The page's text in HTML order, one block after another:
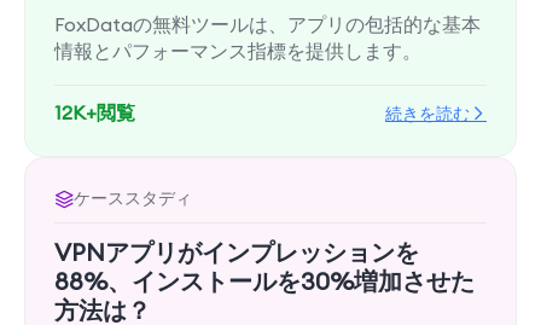
FoxDataの無料ツールは、アプリの包括的な基本
情報とパフォーマンス指標を提供します。
12K+閲覧 続きを読む
ケーススタディ
VPNアプリがインプレッションを
88%、インストールを30%増加させた
方法は？